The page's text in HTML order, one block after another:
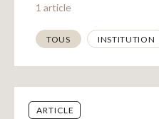
A la une
Adolescence
Dispositif
Enfance
Périnatalité
Psychanalyse
Psychopathologie
Soin
Dossiers
1 article
Thématiques
TOUS INSTITUTION
ARTICLE